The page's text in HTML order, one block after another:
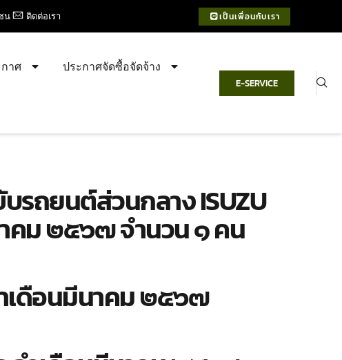
น ติดต่อเรา เป็นเพื่อนกับเรา
าศ
ประกาศจัดซื้อจัดจ้าง
E-SERVICE
บรถยนต์ส่วนกลาง ISUZU
คม ๒๕๖๗ จำนวน ๑ คน
ำเดือนมีนาคม ๒๕๖๗